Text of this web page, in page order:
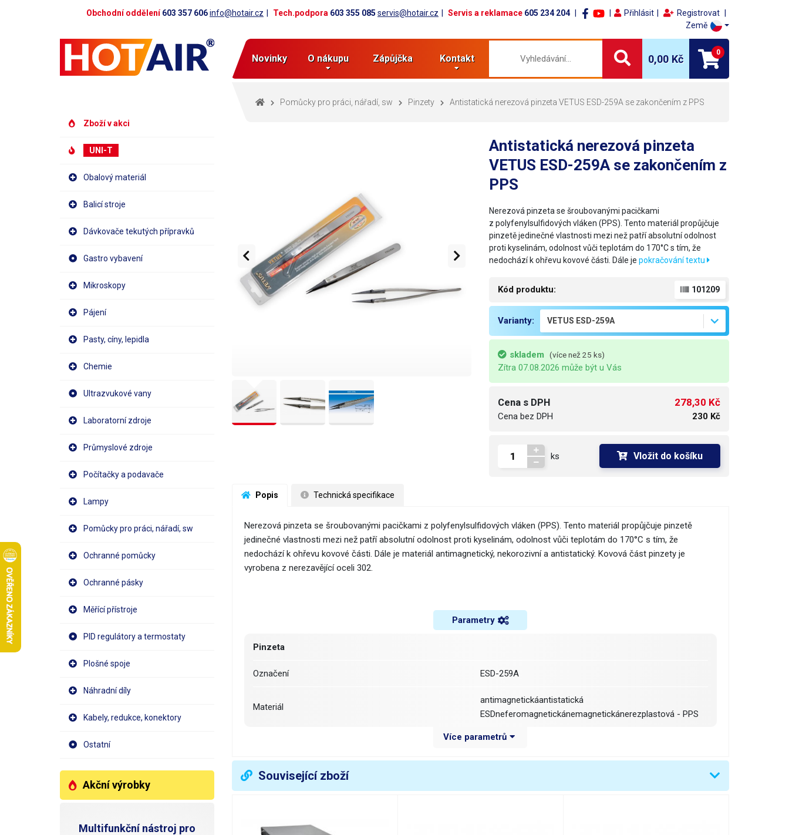
Obchodní oddělení603 357 606info@hotair.cz Tech.podpora 603 355 085 servis@hotair.cz Servis a reklamace 605 234 204 Přihlásit
Registrovat
Země
Novinky O nákupu Zápůjčka Kontakt 0,00 Kč
0
Zboží v akci
UNI-T
Obalový materiál
Balicí stroje
Dávkovače tekutých přípravků
Gastro vybavení
Mikroskopy
Pájení
Pasty, cíny, lepidla
Chemie
Ultrazvukové vany
Laboratorní zdroje
Průmyslové zdroje
Počítačky a podavače
Lampy
Pomůcky pro práci, nářadí, sw
Ochranné pomůcky
Ochranné pásky
Měřící přístroje
PID regulátory a termostaty
Plošné spoje
Náhradní díly
Kabely, redukce, konektory
Ostatní
Akční výrobky
Multifunkční nástroj pro
Pomůcky pro práci, nářadí, sw Pinzety Antistatická nerezová pinzeta VETUS ESD-259A se zakončením z PPS
Antistatická nerezová pinzeta
VETUS ESD-259A se zakončením z
PPS
Nerezová pinzeta se šroubovanými pacičkami
z polyfenylsulfidových vláken (PPS). Tento materiál propůjčuje
pinzetě jedinečné vlastnosti mezi než patří absolutní odolnost
proti kyselinám, odolnost vůči teplotám do 170°C s tím, že
nedochází k ohřevu kovové části. Dále jepokračování textu
Kód produktu: 101209
Varianty:
skladem (více než 25 ks)
Zítra 07.08.2026 může být u Vás
Cena s DPH
Cena bez DPH
278,30 Kč
230 Kč
ks Vložit do košíku
Popis Technická specifikace
Nerezová pinzeta se šroubovanými pacičkami z polyfenylsulfidových vláken (PPS). Tento materiál propůjčuje pinzetě
jedinečné vlastnosti mezi než patří absolutní odolnost proti kyselinám, odolnost vůči teplotám do 170°C s tím, že
nedochází k ohřevu kovové části. Dále je materiál antimagnetický, nekorozivní a antistatický. Kovová část pinzety je
vyrobena z nerezavějící oceli 302.
Parametry
Pinzeta
Označení ESD-259A
Materiál
antimagnetickáantistatická
ESDneferomagnetickánemagnetickánerezplastová - PPS
130 mm
Šířka špičky 0.4 mm
Více parametrů
Související zboží